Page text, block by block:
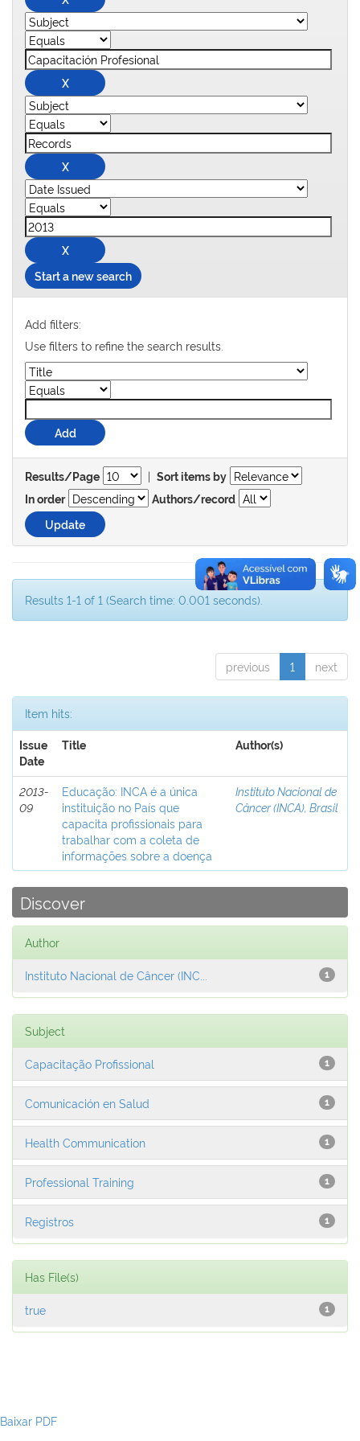
Start a new search
Add filters:
Use filters to refine the search results.
Results/Page | Sort items by
In order
Authors/record
Results 1-1 of 1 (Search time: 0.001 seconds).
previous 1 next
Item hits:
Issue
Date
Title Author(s)
2013-
09
Educação: INCA é a única
instituição no País que
capacita profissionais para
trabalhar com a coleta de
informações sobre a doença
Instituto Nacional de
Câncer (INCA), Brasil
Discover
Author
1
Instituto Nacional de Câncer (INC...
Subject
1
Capacitação Profissional
1
Comunicación en Salud
1
Health Communication
1
Professional Training
1
Registros
Has File(s)
1
true
Baixar PDF